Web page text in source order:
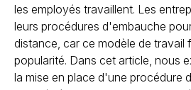
les employés travaillent. Les
leurs procédures d'embauche
distance, car ce modèle de travail
popularité. Dans cet article, nous
la mise en place d'une procédure